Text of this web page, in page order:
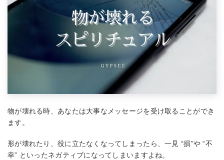
物が壊れる時、あなたは大事なメッセージを受け取ることができ
ます。
形が壊れたり、役に立たなくなってしまったら、一見 “損”や “不
幸” といったネガティブになってしまいますよね。